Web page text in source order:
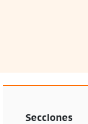
Secciones